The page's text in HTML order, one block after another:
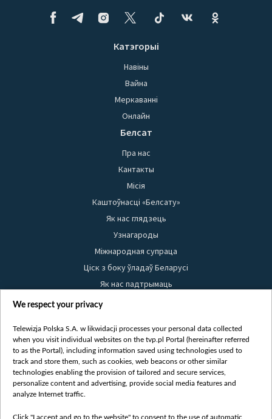
Катэгорыі
Навіны
Вайна
Меркаванні
Онлайн
Белсат
Пра нас
Кантакты
Місія
Каштоўнасці «Белсату»
Як нас глядзець
Узнагароды
Міжнародная супраца
Ціск з боку ўладаў Беларусі
Як нас падтрымаць
Правілы выкарыстання матэрыялаў
Бяспека
Youtube
Белсат news
Белсат Shorts
We respect your privacy
Telewizja Polska S.A. w likwidacji processes your personal data collected
when you visit individual websites on the tvp.pl Portal (hereinafter referred
to as the Portal), including information saved using technologies used to
track and store them, such as cookies, web beacons or other similar
technologies enabling the provision of tailored and secure services,
personalize content and advertising, provide social media features and
analyze Internet traffic.
Click "I accept and go to the website" to consent to the use of automatic